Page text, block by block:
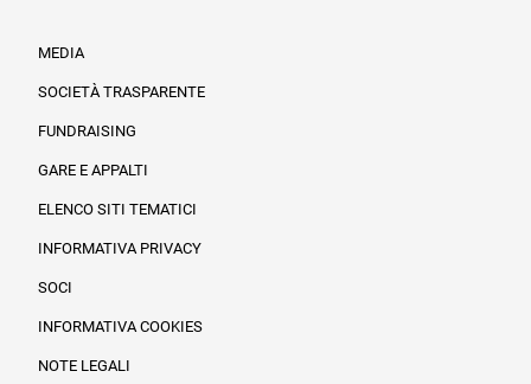
MEDIA
SOCIETÀ TRASPARENTE
FUNDRAISING
GARE E APPALTI
ELENCO SITI TEMATICI
INFORMATIVA PRIVACY
SOCI
INFORMATIVA COOKIES
NOTE LEGALI